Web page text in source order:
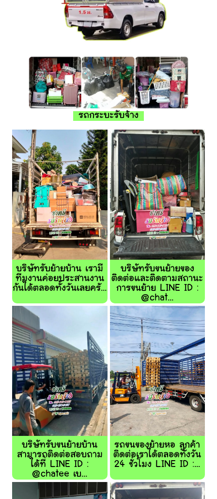
รถกระบะรับจ้าง
บริษัทรับย้ายบ้าน เรามี
ทีมงานค่อยประสานงาน
กันได้ตลอดทั้งวันเลยครั...
บริษัทรับขนย้ายของ
ติดต่อและติดตามสถานะ
การขนย้าย LINE ID :
@chat...
บริษัทรับขนย้ายบ้าน
สามารถติดต่อสอบถาม
ได้ที่ LINE ID :
@chatee เบ...
รถขนของย้ายหอ ลูกค้า
ติดต่อเราได้ตลอดทั้งวัน
24 ชั่วโมง LINE ID :...